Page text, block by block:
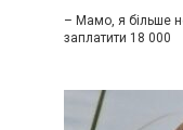
– Мамо, я більше
заплатити 18 000